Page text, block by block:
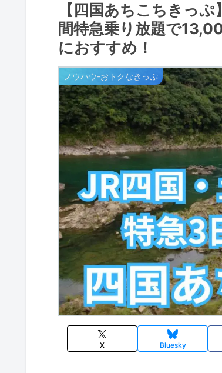
【四国あちこちきっ
間特急乗り放題で
におすすめ！
ノウハウ-おトクなきっぷ
X Bluesky